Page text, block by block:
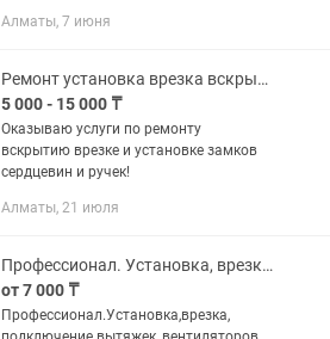
Алматы, 7 июня
Ремонт установка врезка вскрытие замков!
5 000 - 15 000 ₸
Оказываю услуги по ремонту
вскрытию врезке и установке замков
сердцевин и ручек!
Алматы, 21 июля
Профессионал. Установка, врезка, подключение вытяжек всех типов.
от 7 000 ₸
Профессионал.Установка,врезка,